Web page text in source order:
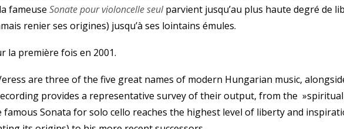
fameuse Sonate pour violoncelle seulparvient jusqu’au plus haute degré de
renier ses origines) jusqu’à ses lointains émules.
la première fois en 2001.
are three of the five great names of modern Hungarian music,
provides a representative survey of their output, from the
famous Sonata for solo cello reaches the highest level of liberty and